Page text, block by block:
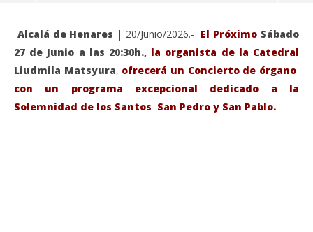
Alcalá de Henares | 20/Junio/2026.- El Próximo Sábado
27 de Junio a las 20:30h., la organista de la Catedral
Liudmila Matsyura, ofrecerá un Concierto de órgano
con un programa excepcional dedicado a la
Solemnidad de los Santos San Pedro y San Pablo.